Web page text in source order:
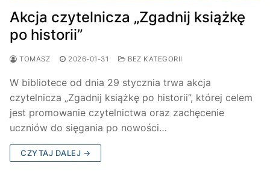
Akcja czytelnicza „Zgadnij książkę
po historii”
TOMASZ 2026-01-31 BEZ KATEGORII
W bibliotece od dnia 29 stycznia trwa akcja
czytelnicza „Zgadnij książkę po historii”, której celem
jest promowanie czytelnictwa oraz zachęcenie
uczniów do sięgania po nowości…
CZYTAJ DALEJ →